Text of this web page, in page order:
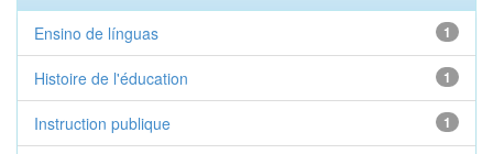
1
Ensino de línguas
1
Histoire de l'éducation
1
Instruction publique